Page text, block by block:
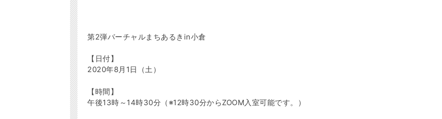
第2弾バーチャルまちあるきin小倉
【日付】
2020年8月1日（土）
【時間】
午後13時～14時30分（※12時30分からZOOM入室可能です。）